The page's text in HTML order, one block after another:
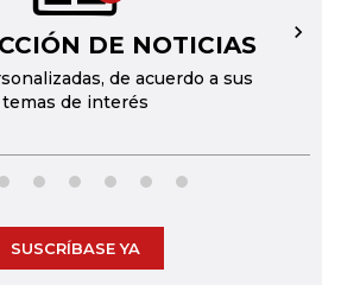
DE NOTICIAS
de acuerdo a sus
temas de interés
→
SUSCRÍBASE YA